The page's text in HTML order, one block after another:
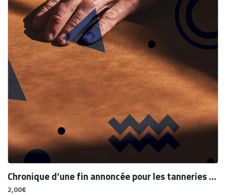
Chronique d’une fin annoncée pour les tanneries du vieux Caire. Histoires de vie et pratiques professionnelles des travailleurs de la peau
2,00€